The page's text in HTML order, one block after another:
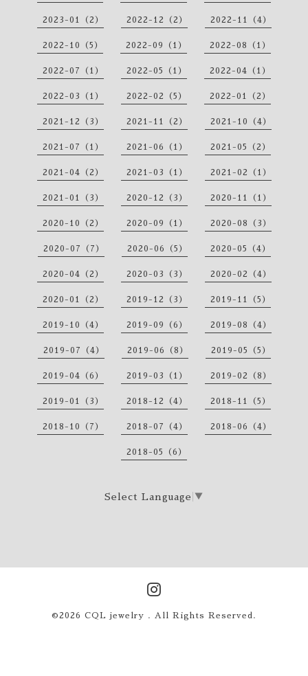
2023-01（2） 2022-12（2） 2022-11（4）
2022-10（5） 2022-09（1） 2022-08（1）
2022-07（1） 2022-05（1） 2022-04（1）
2022-03（1） 2022-02（5） 2022-01（2）
2021-12（3） 2021-11（2） 2021-10（4）
2021-07（1） 2021-06（1） 2021-05（2）
2021-04（2） 2021-03（1） 2021-02（1）
2021-01（3） 2020-12（3） 2020-11（1）
2020-10（2） 2020-09（1） 2020-08（3）
2020-07（7） 2020-06（5） 2020-05（4）
2020-04（2） 2020-03（3） 2020-02（4）
2020-01（2） 2019-12（3） 2019-11（5）
2019-10（4） 2019-09（6） 2019-08（4）
2019-07（4） 2019-06（8） 2019-05（5）
2019-04（6） 2019-03（1） 2019-02（8）
2019-01（3） 2018-12（4） 2018-11（5）
2018-10（7） 2018-07（4） 2018-06（4）
2018-05（6）
Select Language ▼
©2026 CQL jewelry . All Rights Reserved.